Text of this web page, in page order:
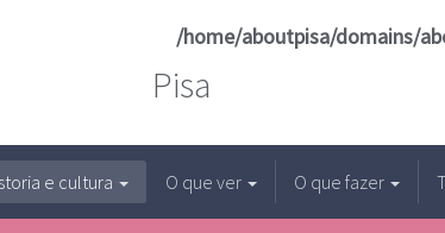
/home/aboutpisa/domains/
Pisa
e cultura O que ver O que fazer